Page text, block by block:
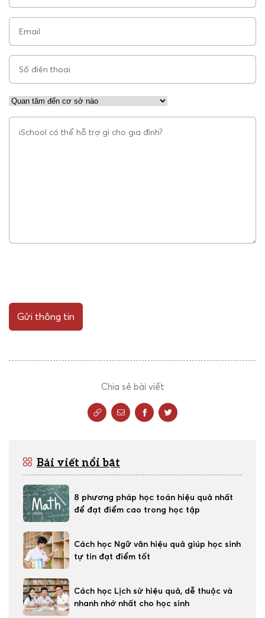
Gửi thông tin
Chia sẻ bài viết
Bài viết nổi bật
8 phương pháp học toán hiệu quả nhất
để đạt điểm cao trong học tập
Cách học Ngữ văn hiệu quả giúp học sinh
tự tin đạt điểm tốt
Cách học Lịch sử hiệu quả, dễ thuộc và
nhanh nhớ nhất cho học sinh